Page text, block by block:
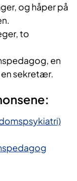
og håper på
to
en
sekretær.